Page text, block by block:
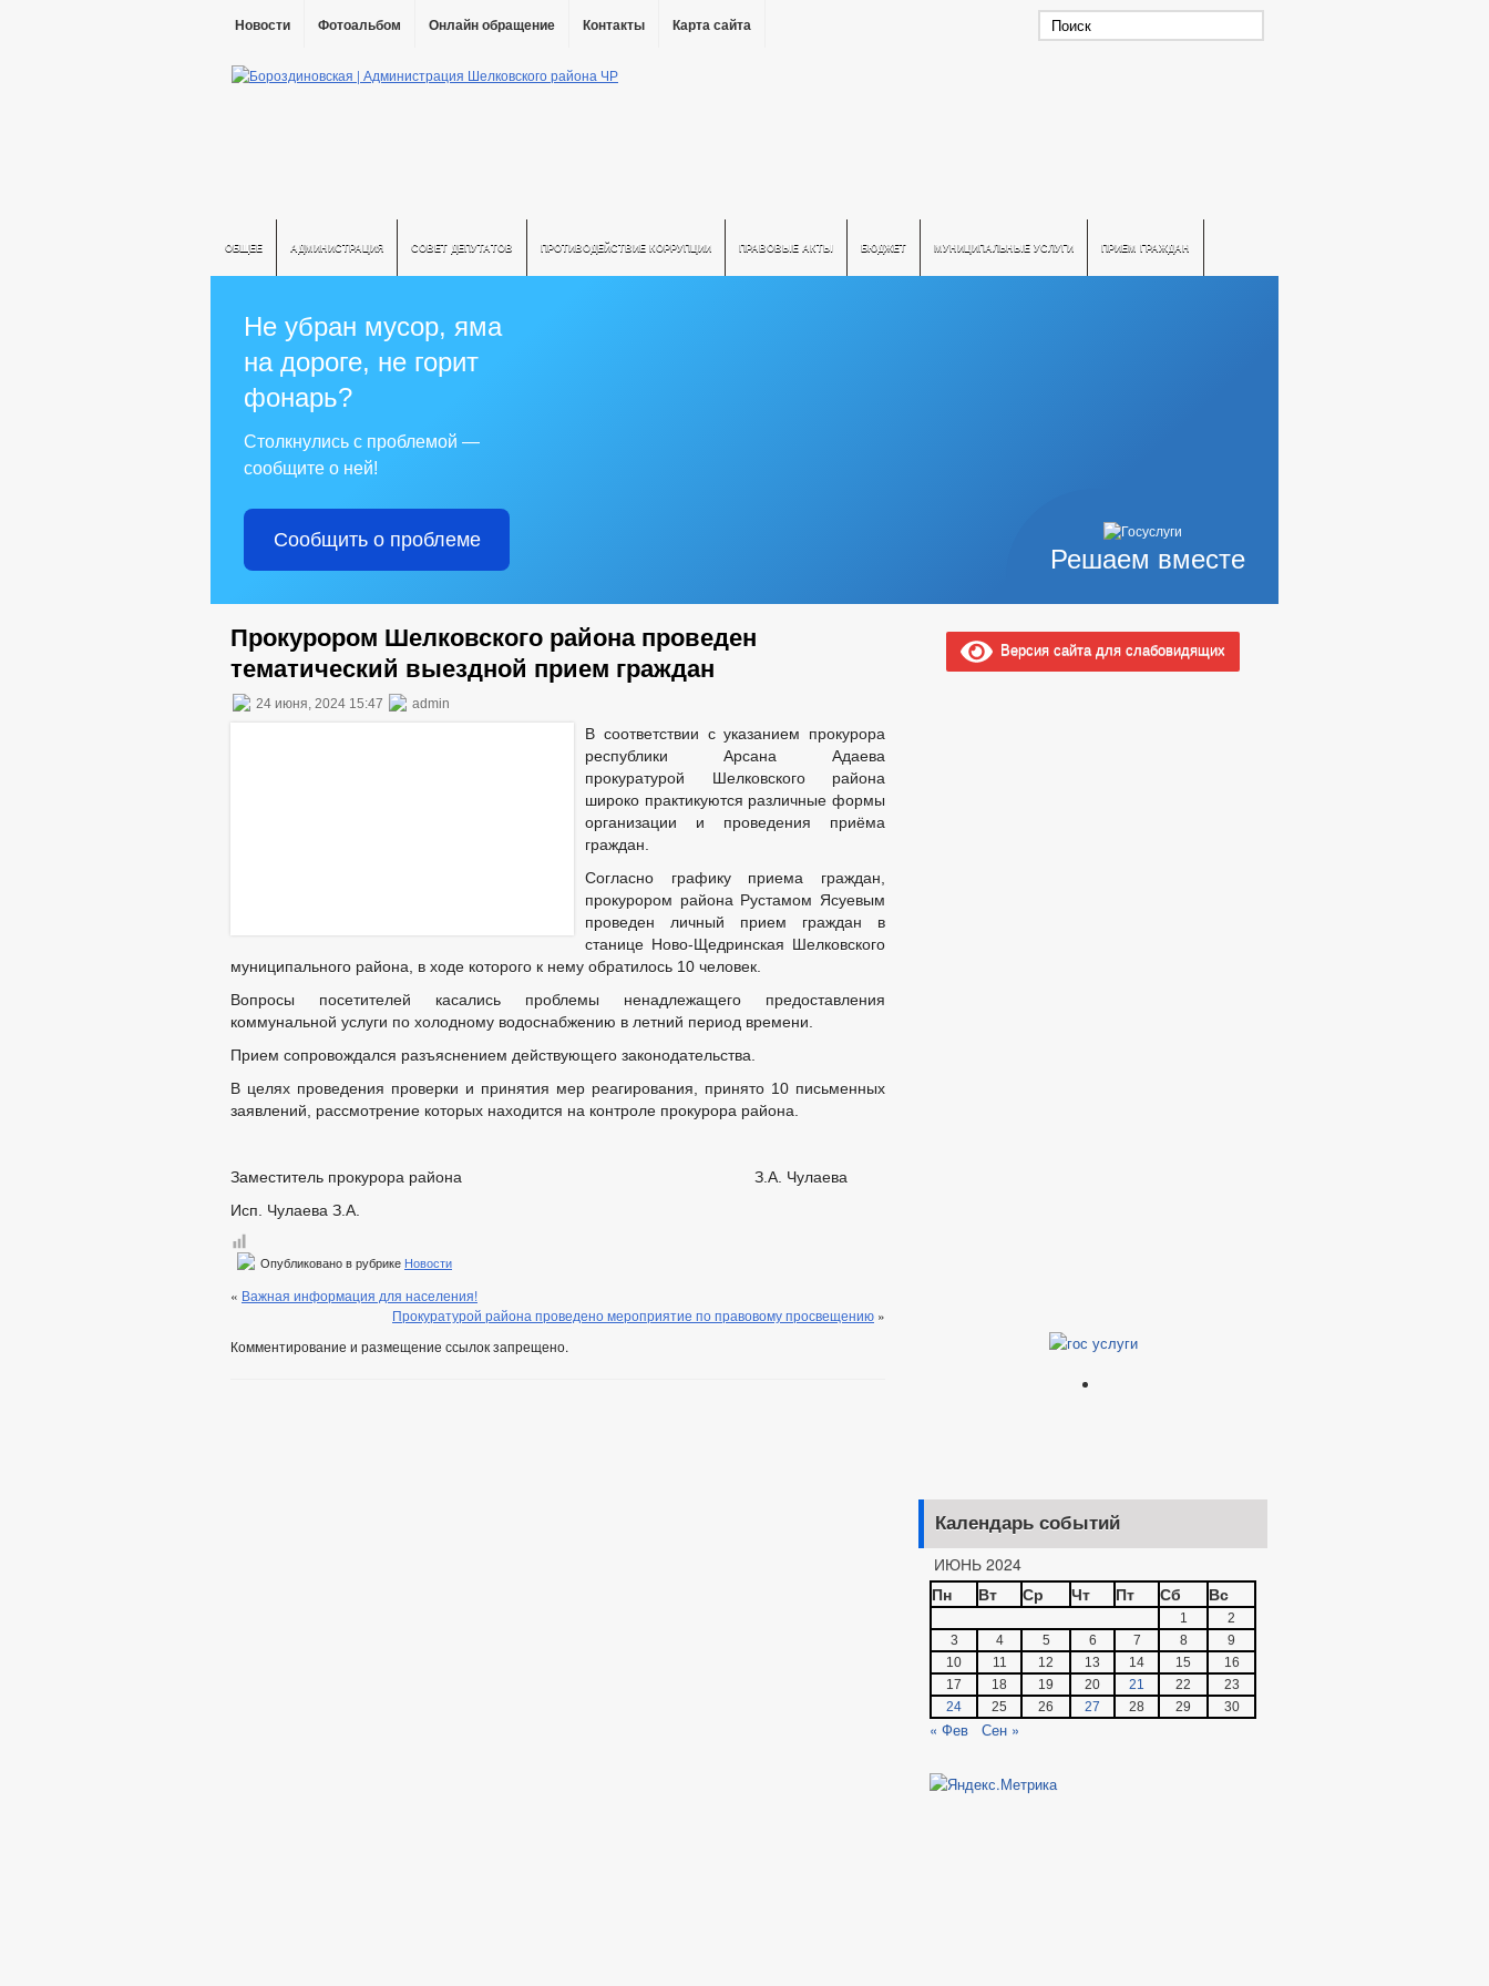
Новости Фотоальбом Онлайн обращение Контакты Карта сайта
ОБЩЕЕ АДМИНИСТРАЦИЯ СОВЕТ ДЕПУТАТОВ ПРОТИВОДЕЙСТВИЕ КОРРУПЦИИ ПРАВОВЫЕ АКТЫ БЮДЖЕТ МУНИЦИПАЛЬНЫЕ УСЛУГИ ПРИЕМ ГРАЖДАН
Решаем вместе
Не убран мусор, яма
на дороге, не горит
фонарь?
Столкнулись с проблемой —
сообщите о ней!
Сообщить о проблеме
Прокурором Шелковского района проведен
тематический выездной прием граждан
24 июня, 2024 15:47 admin
В соответствии с указанием прокурора
республики Арсана Адаева
прокуратурой Шелковского района
широко практикуются различные формы
организации и проведения приёма
граждан.
Согласно графику приема граждан,
прокурором района Рустамом Ясуевым
проведен личный прием граждан в
станице Ново-Щедринская Шелковского
муниципального района, в ходе которого к нему обратилось 10 человек.
Вопросы посетителей касались проблемы ненадлежащего предоставления
коммунальной услуги по холодному водоснабжению в летний период времени.
Прием сопровождался разъяснением действующего законодательства.
В целях проведения проверки и принятия мер реагирования, принято 10 письменных
заявлений, рассмотрение которых находится на контроле прокурора района.
Заместитель прокурора района З.А. Чулаева
Исп. Чулаева З.А.
Опубликовано в рубрике Новости
« Важная информация для населения!
Прокуратурой района проведено мероприятие по правовому просвещению »
Комментирование и размещение ссылок запрещено.
Версия сайта для слабовидящих
Календарь событий
ИЮНЬ 2024
Пн
Вт Ср Чт Пт Сб Вс
1
2
3
4 5 6 7 8
9
10
11 12 13 14 15
16
17
18 19 20 21 22
23
24
25 26 27 28 29 30
« Фев Сен »